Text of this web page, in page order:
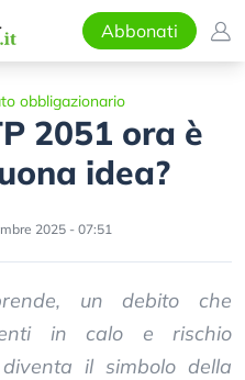
Abbonati
obbligazionario
2051 ora è
idea?
2025 - 07:51
un debito che
in calo e rischio
il simbolo della